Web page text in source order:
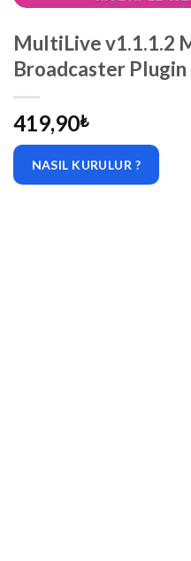
MultiLive v1.1.1.2
Broadcaster
419,90₺
NASIL KURULUR ?